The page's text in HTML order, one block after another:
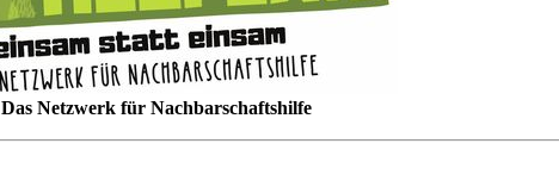
Das Netzwerk für Nachbarschaftshilfe